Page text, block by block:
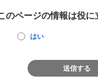
のページの情報は役に
はい
送信する